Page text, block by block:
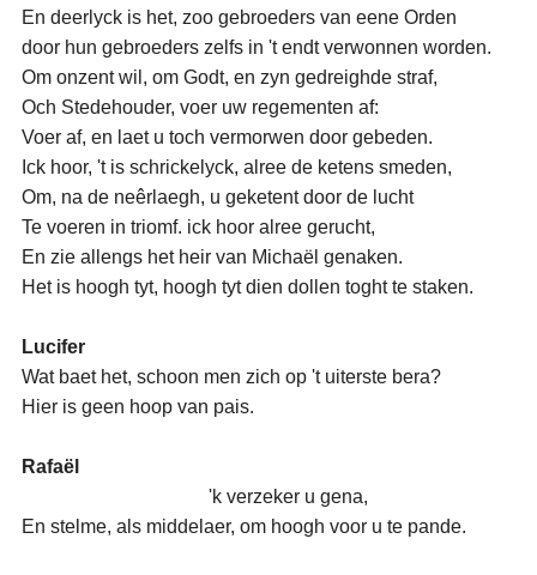
En deerlyck is het, zoo gebroeders van eene Orden
door hun gebroeders zelfs in 't endt verwonnen worden.
Om onzent wil, om Godt, en zyn gedreighde straf,
Och Stedehouder, voer uw regementen af:
Voer af, en laet u toch vermorwen door gebeden.
Ick hoor, 't is schrickelyck, alree de ketens smeden,
Om, na de neêrlaegh, u geketent door de lucht
Te voeren in triomf. ick hoor alree gerucht,
En zie allengs het heir van Michaël genaken.
Het is hoogh tyt, hoogh tyt dien dollen toght te staken.
Lucifer
Wat baet het, schoon men zich op 't uiterste bera?
Hier is geen hoop van pais.
Rafaël
'k verzeker u gena,
En stelme, als middelaer, om hoogh voor u te pande.